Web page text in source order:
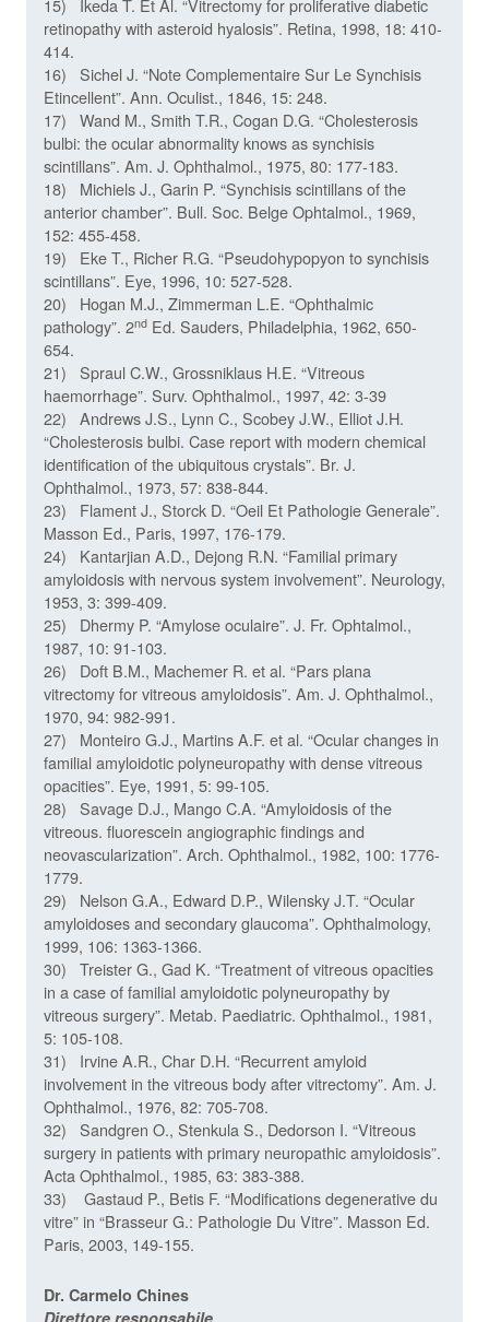
15) Ikeda T. Et Al. “Vitrectomy for proliferative diabetic
retinopathy with asteroid hyalosis”. Retina, 1998, 18: 410-
414.
16) Sichel J. “Note Complementaire Sur Le Synchisis
Etincellent”. Ann. Oculist., 1846, 15: 248.
17) Wand M., Smith T.R., Cogan D.G. “Cholesterosis
bulbi: the ocular abnormality knows as synchisis
scintillans”. Am. J. Ophthalmol., 1975, 80: 177-183.
18) Michiels J., Garin P. “Synchisis scintillans of the
anterior chamber”. Bull. Soc. Belge Ophtalmol., 1969,
152: 455-458.
19) Eke T., Richer R.G. “Pseudohypopyon to synchisis
scintillans”. Eye, 1996, 10: 527-528.
20) Hogan M.J., Zimmerman L.E. “Ophthalmic
pathology”. 2nd Ed. Sauders, Philadelphia, 1962, 650-
654.
21) Spraul C.W., Grossniklaus H.E. “Vitreous
haemorrhage”. Surv. Ophthalmol., 1997, 42: 3-39
22) Andrews J.S., Lynn C., Scobey J.W., Elliot J.H.
“Cholesterosis bulbi. Case report with modern chemical
identification of the ubiquitous crystals”. Br. J.
Ophthalmol., 1973, 57: 838-844.
23) Flament J., Storck D. “Oeil Et Pathologie Generale”.
Masson Ed., Paris, 1997, 176-179.
24) Kantarjian A.D., Dejong R.N. “Familial primary
amyloidosis with nervous system involvement”. Neurology,
1953, 3: 399-409.
25) Dhermy P. “Amylose oculaire”. J. Fr. Ophtalmol.,
1987, 10: 91-103.
26) Doft B.M., Machemer R. et al. “Pars plana
vitrectomy for vitreous amyloidosis”. Am. J. Ophthalmol.,
1970, 94: 982-991.
27) Monteiro G.J., Martins A.F. et al. “Ocular changes in
familial amyloidotic polyneuropathy with dense vitreous
opacities”. Eye, 1991, 5: 99-105.
28) Savage D.J., Mango C.A. “Amyloidosis of the
vitreous. fluorescein angiographic findings and
neovascularization”. Arch. Ophthalmol., 1982, 100: 1776-
1779.
29) Nelson G.A., Edward D.P., Wilensky J.T. “Ocular
amyloidoses and secondary glaucoma”. Ophthalmology,
1999, 106: 1363-1366.
30) Treister G., Gad K. “Treatment of vitreous opacities
in a case of familial amyloidotic polyneuropathy by
vitreous surgery”. Metab. Paediatric. Ophthalmol., 1981,
5: 105-108.
31) Irvine A.R., Char D.H. “Recurrent amyloid
involvement in the vitreous body after vitrectomy”. Am. J.
Ophthalmol., 1976, 82: 705-708.
32) Sandgren O., Stenkula S., Dedorson I. “Vitreous
surgery in patients with primary neuropathic amyloidosis”.
Acta Ophthalmol., 1985, 63: 383-388.
33) Gastaud P., Betis F. “Modifications degenerative du
vitre” in “Brasseur G.: Pathologie Du Vitre”. Masson Ed.
Paris, 2003, 149-155.
Dr. Carmelo Chines